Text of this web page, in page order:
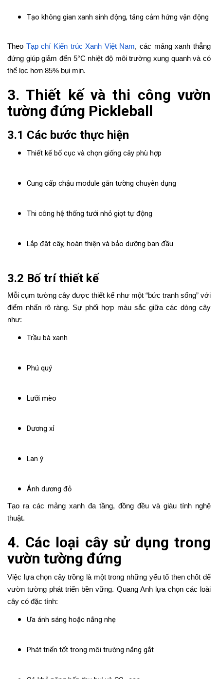
Tạo không gian xanh sinh động, tăng cảm hứng vận động
Theo Tạp chí Kiến trúc Xanh Việt Nam, các mảng xanh thẳng
đứng giúp giảm đến 5°C nhiệt độ môi trường xung quanh và có
thể lọc hơn 85% bụi mịn.
3. Thiết kế và thi công vườn
tường đứng Pickleball
3.1 Các bước thực hiện
Thiết kế bố cục và chọn giống cây phù hợp
Cung cấp chậu module gắn tường chuyên dụng
Thi công hệ thống tưới nhỏ giọt tự động
Lắp đặt cây, hoàn thiện và bảo dưỡng ban đầu
3.2 Bố trí thiết kế
Mỗi cụm tường cây được thiết kế như một “bức tranh sống” với
điểm nhấn rõ ràng. Sự phối hợp màu sắc giữa các dòng cây
như:
Trầu bà xanh
Phú quý
Lưỡi mèo
Dương xỉ
Lan ý
Ánh dương đỏ
Tạo ra các mảng xanh đa tầng, đồng đều và giàu tính nghệ
thuật.
4. Các loại cây sử dụng trong
vườn tường đứng
Việc lựa chọn cây trồng là một trong những yếu tố then chốt để
vườn tường phát triển bền vững. Quang Anh lựa chọn các loài
cây có đặc tính:
Ưa ánh sáng hoặc nắng nhẹ
Phát triển tốt trong môi trường nắng gắt